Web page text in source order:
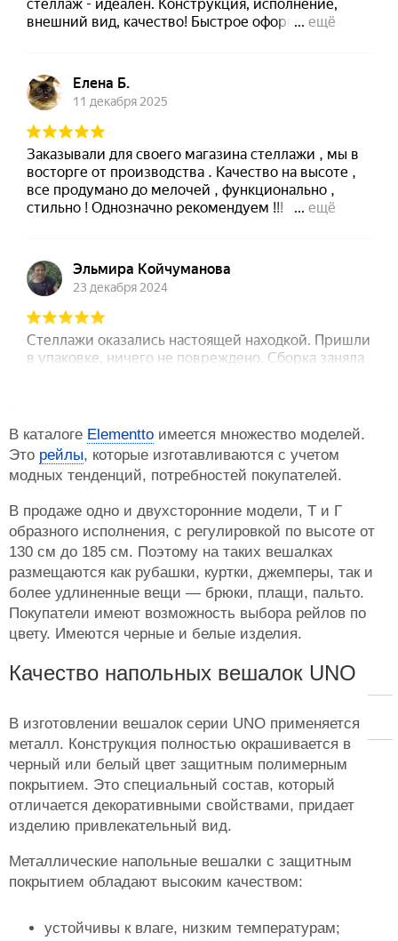
В каталоге Elementto имеется множество моделей.
Это рейлы, которые изготавливаются с учетом
модных тенденций, потребностей покупателей.
В продаже одно и двухсторонние модели, Т и Г
образного исполнения, с регулировкой по высоте от
130 см до 185 см. Поэтому на таких вешалках
размещаются как рубашки, куртки, джемперы, так и
более удлиненные вещи — брюки, плащи, пальто.
Покупатели имеют возможность выбора рейлов по
цвету. Имеются черные и белые изделия.
Качество напольных вешалок UNO
В изготовлении вешалок серии UNO применяется
металл. Конструкция полностью окрашивается в
черный или белый цвет защитным полимерным
покрытием. Это специальный состав, который
отличается декоративными свойствами, придает
изделию привлекательный вид.
Металлические напольные вешалки с защитным
покрытием обладают высоким качеством:
устойчивы к влаге, низким температурам;